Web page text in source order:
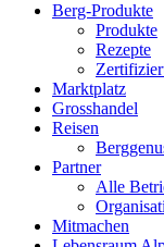
Berg-Produkte
Produkte
Rezepte
Marktplatz
Grosshandel
Reisen
Partner
Alle
Mitmachen